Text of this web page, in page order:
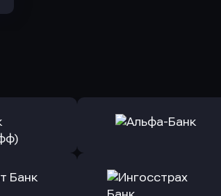
заявку
Оправить заявку
в Альфа-Банк